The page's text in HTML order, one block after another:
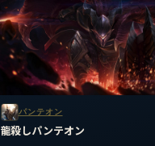
パンテオン
龍殺しパンテオン